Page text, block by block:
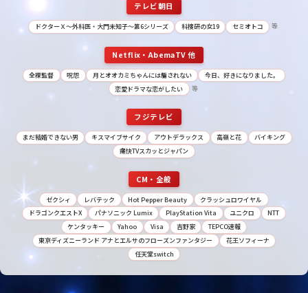
テレビ朝日
ドクターＸ〜外科医・大門未知子〜第6シリーズ 科捜研の女19 セミオトコ 等
Netflix・AbemaTV 他
全裸監督 呪怨 月とオオカミちゃんには騙されない
今日、好きになりました。
恋愛ドラマな恋がしたい
等
フジテレビ
まだ結婚できない男 キスマイブサイク アウトデラックス 高嶺と花
バイキング
痛快TVスカッとジャパン
CM・全般
ゼクシィ レバテック Hot Pepper Beauty
クラッシュロワイヤル
ドラゴンクエストX
パナソニック Lumix PlayStation Vita ユニクロ
NTT
ケンタッキー
Yahoo Visa 吉野家
TEPCO速報
東京ディズニーランド アナとエルサのフローズンファンタジー
花王ソフィーナ
任天堂switch